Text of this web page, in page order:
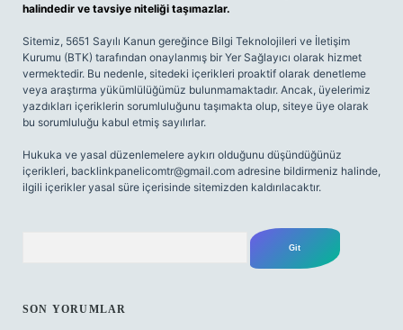
halindedir ve tavsiye niteliği taşımazlar.
Sitemiz, 5651 Sayılı Kanun gereğince Bilgi Teknolojileri ve İletişim
Kurumu (BTK) tarafından onaylanmış bir Yer Sağlayıcı olarak hizmet
vermektedir. Bu nedenle, sitedeki içerikleri proaktif olarak denetleme
veya araştırma yükümlülüğümüz bulunmamaktadır. Ancak, üyelerimiz
yazdıkları içeriklerin sorumluluğunu taşımakta olup, siteye üye olarak
bu sorumluluğu kabul etmiş sayılırlar.
Hukuka ve yasal düzenlemelere aykırı olduğunu düşündüğünüz
içerikleri, backlinkpanelicomtr@gmail.com adresine bildirmeniz halinde,
ilgili içerikler yasal süre içerisinde sitemizden kaldırılacaktır.
SON YORUMLAR